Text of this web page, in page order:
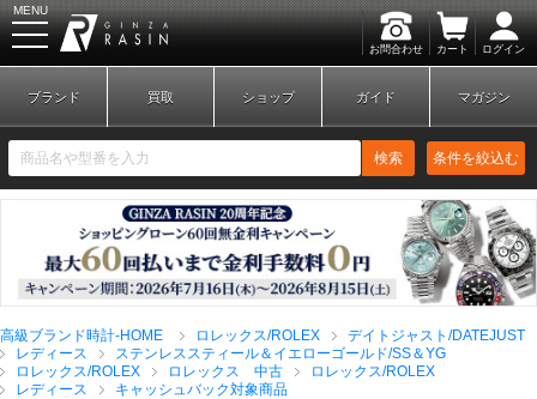
お問合わせ カート ログイン
MENU
新規会員登録 ログイン
ブランドから探す
ブランド 買取 ショップ ガイド マガジン
検索 条件を絞込む
高級ブランド時計-HOME ロレックス/ROLEX
デイトジャスト/DATEJUST
レディース
ステンレススティール＆イエローゴールド/SS＆YG
ロレックス/ROLEX
ロレックス 中古
ロレックス/ROLEX
レディース
キャッシュバック対象商品